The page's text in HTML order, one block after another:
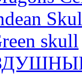
skull